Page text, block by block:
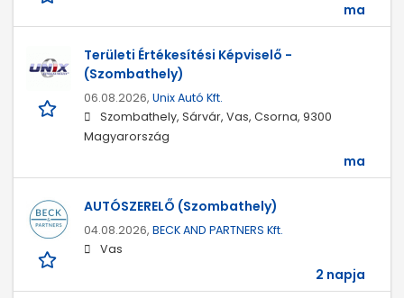
ma
Területi Értékesítési Képviselő -
(Szombathely)
06.08.2026, Unix Autó Kft.
Szombathely, Sárvár, Vas, Csorna, 9300
Magyarország
ma
AUTÓSZERELŐ (Szombathely)
04.08.2026, BECK AND PARTNERS Kft.
Vas
2 napja